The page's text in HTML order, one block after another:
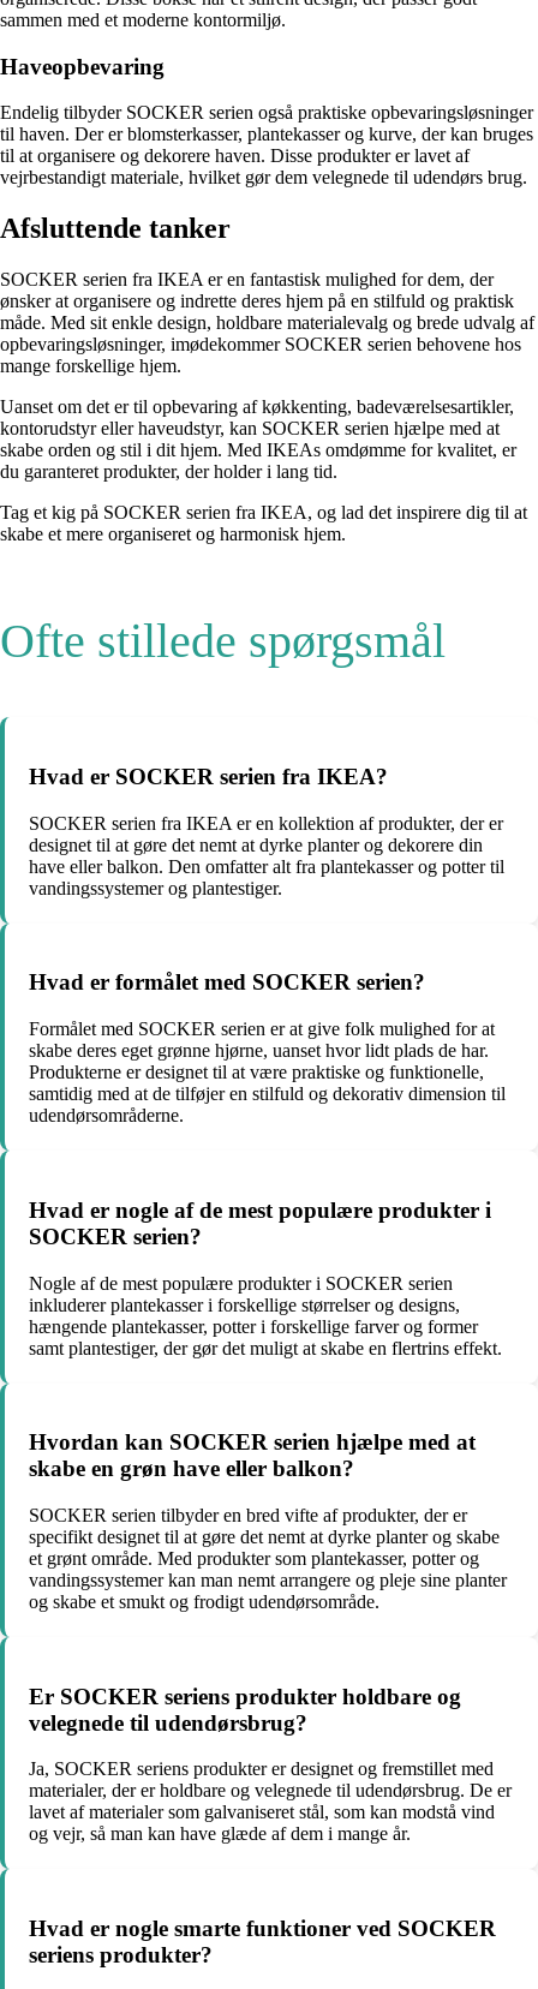
sammen med et moderne kontormiljø.
Haveopbevaring
Endelig tilbyder SOCKER serien også praktiske opbevaringsløsninger
til haven. Der er blomsterkasser, plantekasser og kurve, der kan bruges
til at organisere og dekorere haven. Disse produkter er lavet af
vejrbestandigt materiale, hvilket gør dem velegnede til udendørs brug.
Afsluttende tanker
SOCKER serien fra IKEA er en fantastisk mulighed for dem, der
ønsker at organisere og indrette deres hjem på en stilfuld og praktisk
måde. Med sit enkle design, holdbare materialevalg og brede udvalg af
opbevaringsløsninger, imødekommer SOCKER serien behovene hos
mange forskellige hjem.
Uanset om det er til opbevaring af køkkenting, badeværelsesartikler,
kontorudstyr eller haveudstyr, kan SOCKER serien hjælpe med at
skabe orden og stil i dit hjem. Med IKEAs omdømme for kvalitet, er
du garanteret produkter, der holder i lang tid.
Tag et kig på SOCKER serien fra IKEA, og lad det inspirere dig til at
skabe et mere organiseret og harmonisk hjem.
Ofte stillede spørgsmål
Hvad er SOCKER serien fra IKEA?
SOCKER serien fra IKEA er en kollektion af produkter, der er
designet til at gøre det nemt at dyrke planter og dekorere din
have eller balkon. Den omfatter alt fra plantekasser og potter til
vandingssystemer og plantestiger.
Hvad er formålet med SOCKER serien?
Formålet med SOCKER serien er at give folk mulighed for at
skabe deres eget grønne hjørne, uanset hvor lidt plads de har.
Produkterne er designet til at være praktiske og funktionelle,
samtidig med at de tilføjer en stilfuld og dekorativ dimension til
udendørsområderne.
Hvad er nogle af de mest populære produkter i
SOCKER serien?
Nogle af de mest populære produkter i SOCKER serien
inkluderer plantekasser i forskellige størrelser og designs,
hængende plantekasser, potter i forskellige farver og former
samt plantestiger, der gør det muligt at skabe en flertrins effekt.
Hvordan kan SOCKER serien hjælpe med at
skabe en grøn have eller balkon?
SOCKER serien tilbyder en bred vifte af produkter, der er
specifikt designet til at gøre det nemt at dyrke planter og skabe
et grønt område. Med produkter som plantekasser, potter og
vandingssystemer kan man nemt arrangere og pleje sine planter
og skabe et smukt og frodigt udendørsområde.
Er SOCKER seriens produkter holdbare og
velegnede til udendørsbrug?
Ja, SOCKER seriens produkter er designet og fremstillet med
materialer, der er holdbare og velegnede til udendørsbrug. De er
lavet af materialer som galvaniseret stål, som kan modstå vind
og vejr, så man kan have glæde af dem i mange år.
Hvad er nogle smarte funktioner ved SOCKER
seriens produkter?